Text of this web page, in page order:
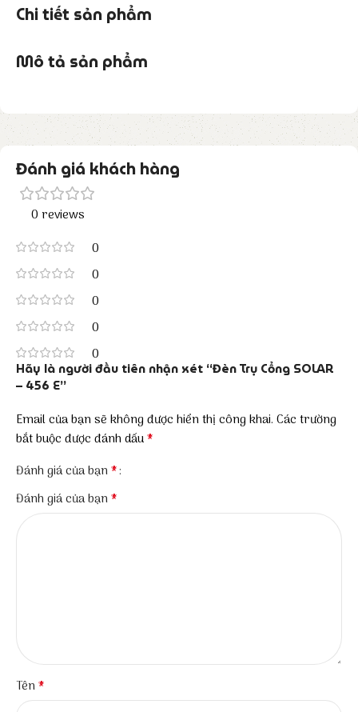
Chi tiết sản phẩm
Mô tả sản phẩm
Đánh giá khách hàng
0 reviews
0
0
0
0
0
Hãy là người đầu tiên nhận xét “Đèn Trụ Cổng SOLAR
– 456 E”
Email của bạn sẽ không được hiển thị công khai. Các trường
bắt buộc được đánh dấu*
Đánh giá của bạn*
Đánh giá của bạn*
Tên*